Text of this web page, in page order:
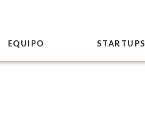
EQUIPO STARTUPS